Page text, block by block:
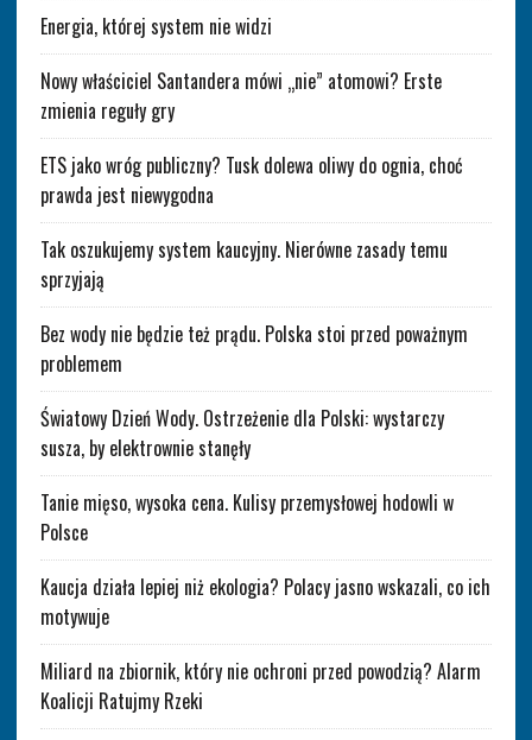
Energia, której system nie widzi
Nowy właściciel Santandera mówi „nie” atomowi? Erste
zmienia reguły gry
ETS jako wróg publiczny? Tusk dolewa oliwy do ognia, choć
prawda jest niewygodna
Tak oszukujemy system kaucyjny. Nierówne zasady temu
sprzyjają
Bez wody nie będzie też prądu. Polska stoi przed poważnym
problemem
Światowy Dzień Wody. Ostrzeżenie dla Polski: wystarczy
susza, by elektrownie stanęły
Tanie mięso, wysoka cena. Kulisy przemysłowej hodowli w
Polsce
Kaucja działa lepiej niż ekologia? Polacy jasno wskazali, co ich
motywuje
Miliard na zbiornik, który nie ochroni przed powodzią? Alarm
Koalicji Ratujmy Rzeki